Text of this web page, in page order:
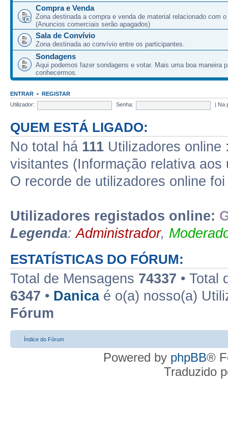
Compra e Venda
Zona destinada a compra e venda de material relacionado com
(Anuncios comerciais serão apagados)
Sala de Convívio
Zona destinada ao convívio entre os participantes.
Sondagens
Aqui podemos fazer sondagens e votar. Mais uma boa maneira
conhecermos.
ENTRAR • REGISTAR
Utilizador:
Senha: Na
QUEM ESTÁ LIGADO:
No total há 111 Utilizadores online
visitantes (Informação relativa
O recorde de utilizadores online
Utilizadores registados online:
Legenda:Administrador,
ESTATÍSTICAS DO FÓRUM:
Total de Mensagens 74337 • Total
6347 • Danicaé o(a) nosso(a)
Fórum
Índice do Fórum
Powered by phpBB®
Traduzido